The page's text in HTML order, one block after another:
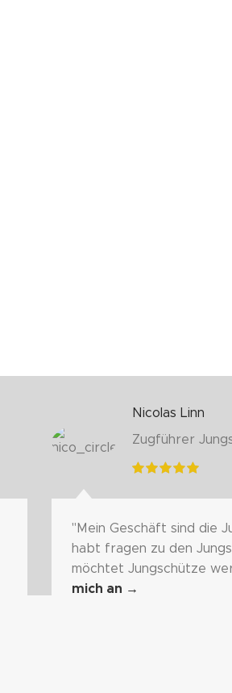
Nicolas Linn
Zugführer
"Mein Geschäft sind die
habt fragen zu den
möchtet Jungschütze
mich an →